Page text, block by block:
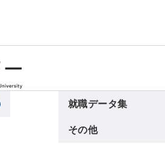
就職データ集
その他